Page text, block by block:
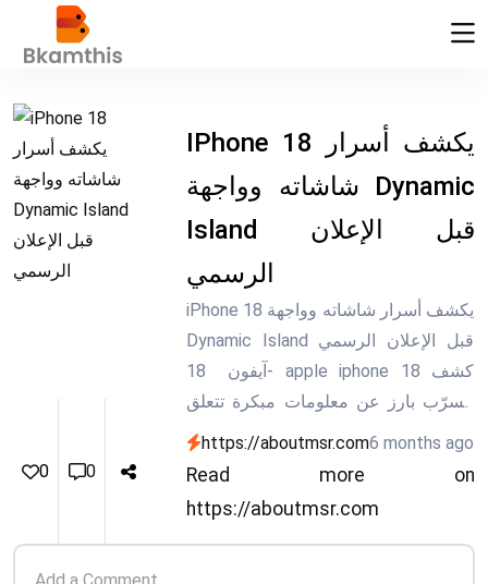
0 0
IPhone 18 يكشف أسرار
شاشاته وواجهة Dynamic
Island قبل الإعلان
الرسمي
iPhone 18 يكشف أسرار شاشاته وواجهة
Dynamic Island قبل الإعلان الرسمي
آيفون 18- apple iphone 18 كشف
مسرّب بارز عن معلومات مبكرة تتعلق
بسلسلة هواتف آيفون 18 المنتظرة،
مشيراً إلى تفاصيل حول أحجام الشاشات
https://aboutmsr.com6 months ago
Read more on
https://aboutmsr.com